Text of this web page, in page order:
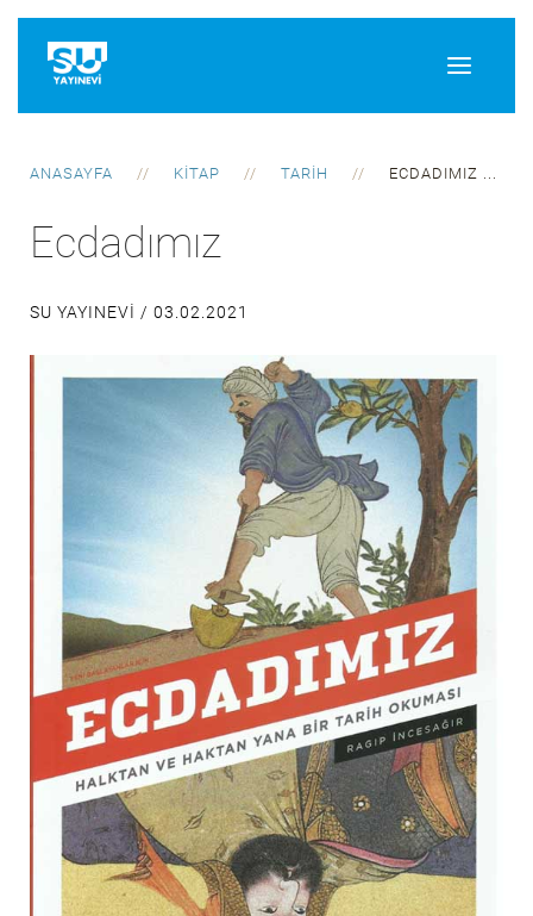
ANASAYFA KITAP TARIH ECDADIMIZ ...
Ecdadımız
SU YAYINEVI / 03.02.2021